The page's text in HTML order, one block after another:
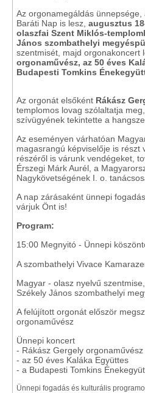
Az orgonamegáldás
Baráti Nap is lesz, augusztus
olaszfai Szent Miklós-
János szombathelyi
szentmisét, majd orgonakoncert
orgonaművész, az 50 éves
Budapesti Tomkins
Az orgonát elsőként Rákász
templomos lovag szólaltatja
szívügyének tekintette a
Az eseményen várhatóan
magasrangú képviselője is részt
részéről is várunk vendégeket,
Érszegi Márk Aurél, a
Nagykövetségének I. o.
A nap zárásaként ünnepi
várjuk Önt is!
Program:
15:00 Megnyitó - Ünnepi
A szombathelyi Vivace
Magyar - olasz nyelvű
Székely János szombathelyi
A felújított orgonát először
orgonaművész
Ünnepi koncert
- Rákász Gergely orgonaművész
- az 50 éves Kaláka Együttes
- a Budapesti Tomkins
Ünnepi fogadás és kulturális